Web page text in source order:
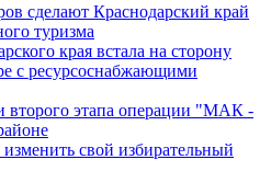
сделают Краснодарский край
туризма
края встала на сторону
с ресурсоснабжающими
второго этапа операции "МАК -
свой избирательный